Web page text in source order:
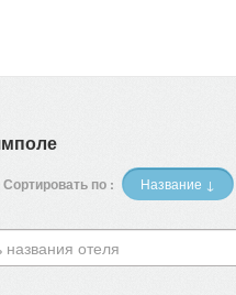
Сортировать по : Название ↓